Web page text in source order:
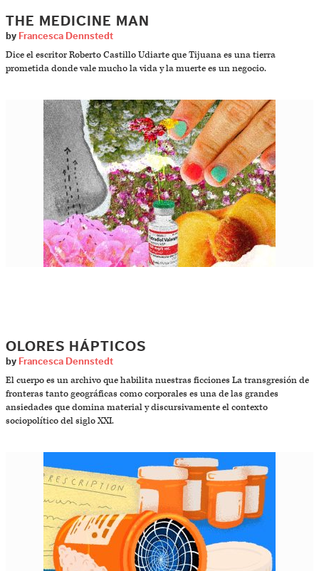
THE MEDICINE MAN
by Francesca Dennstedt
Dice el escritor Roberto Castillo Udiarte que Tijuana es una tierra
prometida donde vale mucho la vida y la muerte es un negocio.
OLORES HÁPTICOS
by Francesca Dennstedt
El cuerpo es un archivo que habilita nuestras ficciones La transgresión de
fronteras tanto geográficas como corporales es una de las grandes
ansiedades que domina material y discursivamente el contexto
sociopolítico del siglo XXI.